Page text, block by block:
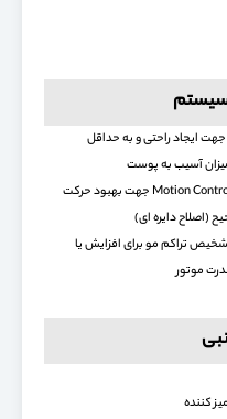
سیستم
ایجاد راحتی و به حداقل
آسیب به پوست
سنسور Motion Control جهت بهبود حرکت
(اصلاح دایره ای)
تراکم مو برای افزایش یا
موتور
کننده